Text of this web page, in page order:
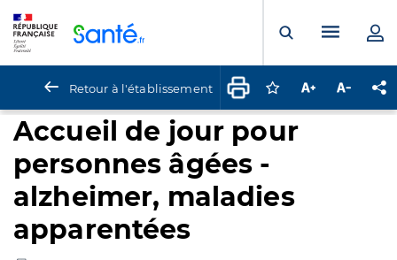
Ouvrir laMenu
Retour à l'établissement Connectez-vous
Augmenter la
Accueil de jour pour
personnes âgées -
alzheimer, maladies
apparentées